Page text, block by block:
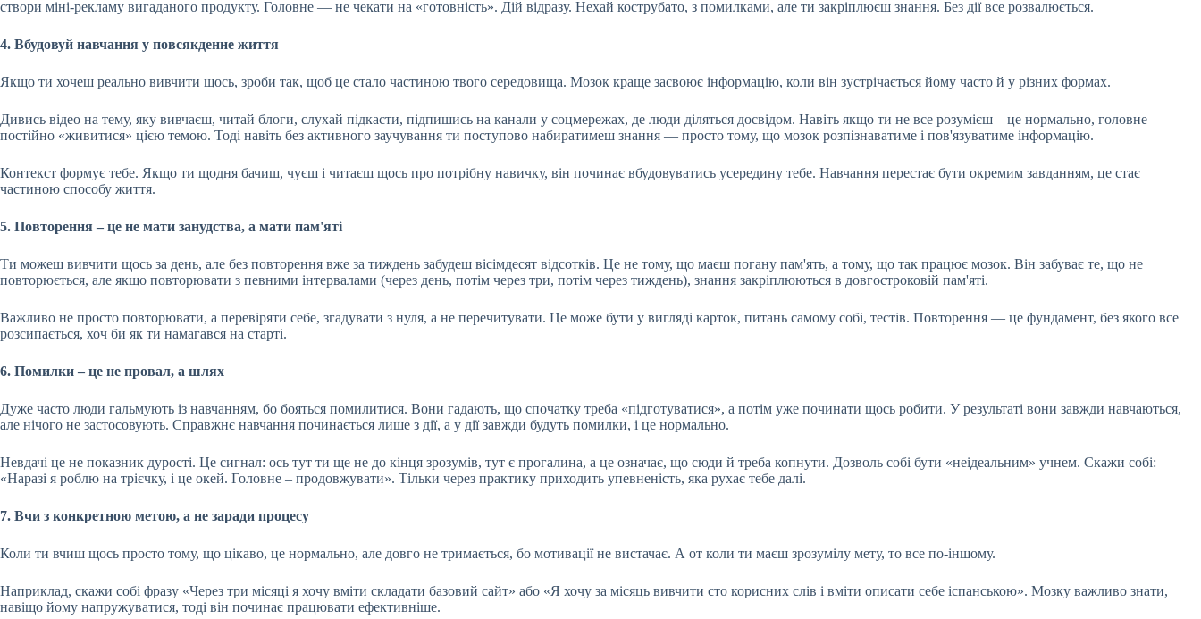
створи міні-рекламу вигаданого продукту. Головне — не чекати на «готовність». Дій відразу. Нехай кострубато, з помилками, але ти закріплюєш знання. Без дії все розвалюється.
4. Вбудовуй навчання у повсякденне життя
Якщо ти хочеш реально вивчити щось, зроби так, щоб це стало частиною твого середовища. Мозок краще засвоює інформацію, коли він зустрічається йому часто й у різних формах.
Дивись відео на тему, яку вивчаєш, читай блоги, слухай підкасти, підпишись на канали у соцмережах, де люди діляться досвідом. Навіть якщо ти не все розумієш – це нормально, головне –
постійно «живитися» цією темою. Тоді навіть без активного заучування ти поступово набиратимеш знання — просто тому, що мозок розпізнаватиме і пов'язуватиме інформацію.
Контекст формує тебе. Якщо ти щодня бачиш, чуєш і читаєш щось про потрібну навичку, він починає вбудовуватись усередину тебе. Навчання перестає бути окремим завданням, це стає
частиною способу життя.
5. Повторення – це не мати занудства, а мати пам'яті
Ти можеш вивчити щось за день, але без повторення вже за тиждень забудеш вісімдесят відсотків. Це не тому, що маєш погану пам'ять, а тому, що так працює мозок. Він забуває те, що не
повторюється, але якщо повторювати з певними інтервалами (через день, потім через три, потім через тиждень), знання закріплюються в довгостроковій пам'яті.
Важливо не просто повторювати, а перевіряти себе, згадувати з нуля, а не перечитувати. Це може бути у вигляді карток, питань самому собі, тестів. Повторення — це фундамент, без якого все
розсипається, хоч би як ти намагався на старті.
6. Помилки – це не провал, а шлях
Дуже часто люди гальмують із навчанням, бо бояться помилитися. Вони гадають, що спочатку треба «підготуватися», а потім уже починати щось робити. У результаті вони завжди навчаються,
але нічого не застосовують. Справжнє навчання починається лише з дії, а у дії завжди будуть помилки, і це нормально.
Невдачі це не показник дурості. Це сигнал: ось тут ти ще не до кінця зрозумів, тут є прогалина, а це означає, що сюди й треба копнути. Дозволь собі бути «неідеальним» учнем. Скажи собі:
«Наразі я роблю на трієчку, і це окей. Головне – продовжувати». Тільки через практику приходить упевненість, яка рухає тебе далі.
7. Вчи з конкретною метою, а не заради процесу
Коли ти вчиш щось просто тому, що цікаво, це нормально, але довго не тримається, бо мотивації не вистачає. А от коли ти маєш зрозумілу мету, то все по-іншому.
Наприклад, скажи собі фразу «Через три місяці я хочу вміти складати базовий сайт» або «Я хочу за місяць вивчити сто корисних слів і вміти описати себе іспанською». Мозку важливо знати,
навіщо йому напружуватися, тоді він починає працювати ефективніше.